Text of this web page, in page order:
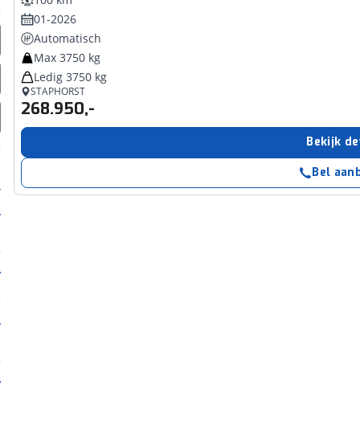
01-2026
Automatisch
Max 3750 kg
Ledig 3750 kg
STAPHORST
268.950,-
Bekijk
Bel